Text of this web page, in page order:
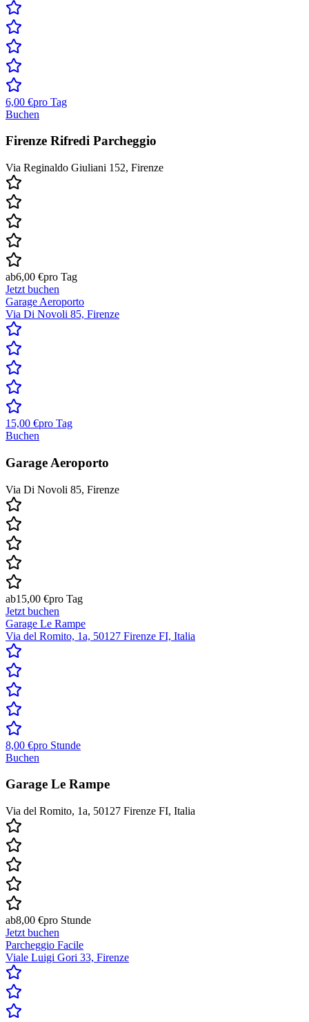
6,00 €pro Tag
Buchen
Firenze Rifredi Parcheggio
Via Reginaldo Giuliani 152, Firenze
ab6,00 €pro Tag
Jetzt buchen
Garage Aeroporto
Via Di Novoli 85, Firenze
15,00 €pro Tag
Buchen
Garage Aeroporto
Via Di Novoli 85, Firenze
ab15,00 €pro Tag
Jetzt buchen
Garage Le Rampe
Via del Romito, 1a, 50127 Firenze FI, Italia
8,00 €pro Stunde
Buchen
Garage Le Rampe
Via del Romito, 1a, 50127 Firenze FI, Italia
ab8,00 €pro Stunde
Jetzt buchen
Parcheggio Facile
Viale Luigi Gori 33, Firenze